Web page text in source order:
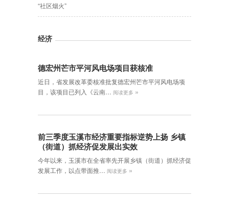
“社区烟火”
经济
德宏州芒市平河风电场项目获核准
近日，省发展改革委核准批复德宏州芒市平河风电场项
目，该项目已列入《云南…
阅读更多 »
前三季度玉溪市经济重要指标逆势上扬 乡镇
（街道）抓经济促发展出实效
今年以来，玉溪市在全省率先开展乡镇（街道）抓经济促
发展工作，以点带面推…
阅读更多 »